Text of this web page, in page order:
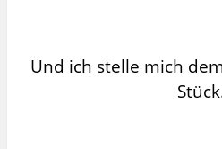
Und ich stelle mich